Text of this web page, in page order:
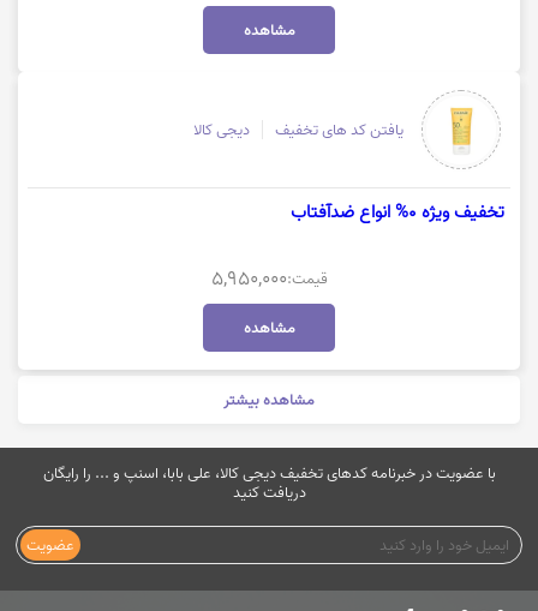
مشاهده
یافتن کد های تخفیف دیجی کالا
تخفیف ویژه 0% انواع ضدآفتاب
قیمت:5,950,000
مشاهده
مشاهده بیشتر
با عضویت در خبرنامه کدهای تخفیف دیجی کالا، علی بابا، اسنپ و ... را رایگان
دریافت کنید
عضویت